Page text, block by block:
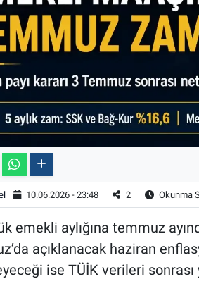
10.06.2026 - 23:48 2 Okunma
emekli aylığına temmuz
açıklanacak haziran
ise TÜİK verileri